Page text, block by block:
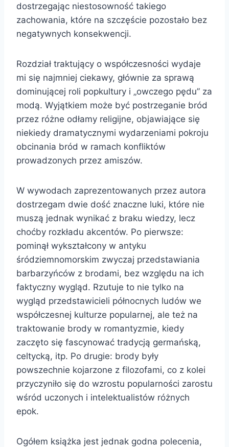
dostrzegając niestosowność takiego
zachowania, które na szczęście pozostało bez
negatywnych konsekwencji.
Rozdział traktujący o współczesności wydaje
mi się najmniej ciekawy, głównie za sprawą
dominującej roli popkultury i „owczego pędu” za
modą. Wyjątkiem może być postrzeganie bród
przez różne odłamy religijne, objawiające się
niekiedy dramatycznymi wydarzeniami pokroju
obcinania bród w ramach konfliktów
prowadzonych przez amiszów.
W wywodach zaprezentowanych przez autora
dostrzegam dwie dość znaczne luki, które nie
muszą jednak wynikać z braku wiedzy, lecz
choćby rozkładu akcentów. Po pierwsze:
pominął wykształcony w antyku
śródziemnomorskim zwyczaj przedstawiania
barbarzyńców z brodami, bez względu na ich
faktyczny wygląd. Rzutuje to nie tylko na
wygląd przedstawicieli północnych ludów we
współczesnej kulturze popularnej, ale też na
traktowanie brody w romantyzmie, kiedy
zaczęto się fascynować tradycją germańską,
celtycką, itp. Po drugie: brody były
powszechnie kojarzone z filozofami, co z kolei
przyczyniło się do wzrostu popularności zarostu
wśród uczonych i intelektualistów różnych
epok.
Ogółem książka jest jednak godna polecenia,